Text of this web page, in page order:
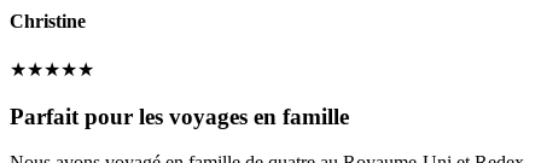
Christine
★★★★★
Parfait pour les voyages en famille